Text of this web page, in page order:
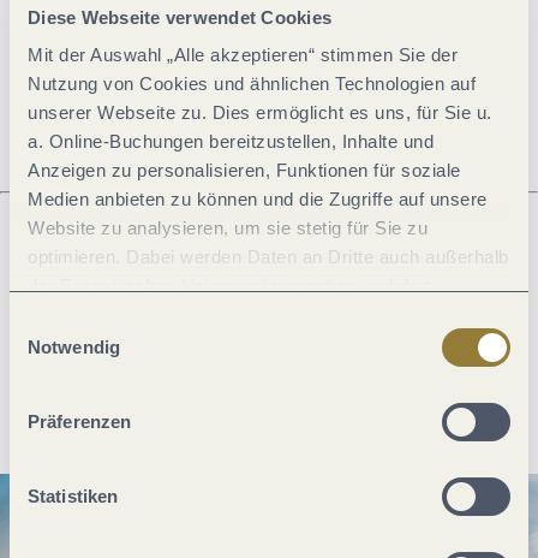
Diese Webseite verwendet Cookies
Mit der Auswahl „Alle akzeptieren“ stimmen Sie der
Nutzung von Cookies und ähnlichen Technologien auf
unserer Webseite zu. Dies ermöglicht es uns, für Sie u.
a. Online-Buchungen bereitzustellen, Inhalte und
Anzeigen zu personalisieren, Funktionen für soziale
Medien anbieten zu können und die Zugriffe auf unsere
Website zu analysieren, um sie stetig für Sie zu
optimieren. Dabei werden Daten an Dritte auch außerhalb
jederzeit widerrufen werden. Mit der Auswahl "Alle
ablehnen" kann es zu Beeinträchtigungen in der Nutzung
Notwendig
Präferenzen
Statistiken
Öffnungszeiten
PDF erzeugen